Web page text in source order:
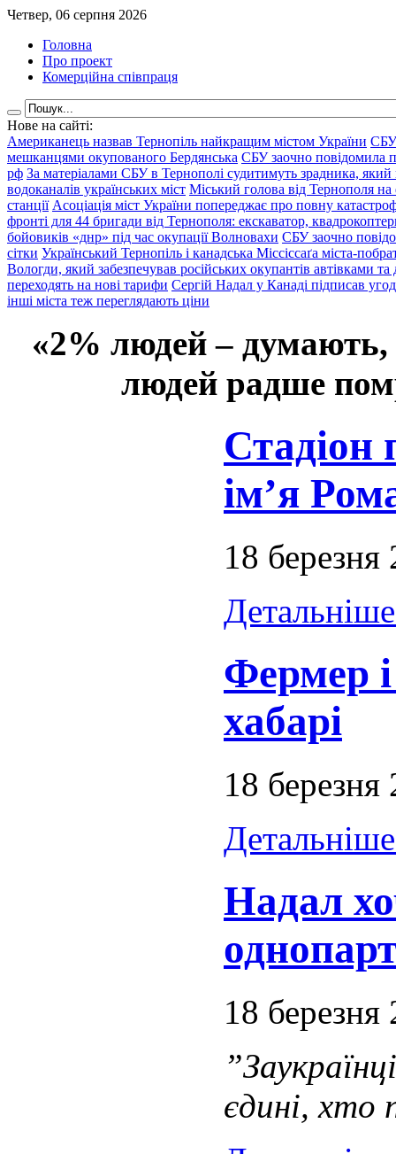
Четвер, 06 серпня 2026
Головна
Про проект
Комерційна співпраця
Нове на сайті:
Американець назвав Тернопіль найкращим містом України СБУ
мешканцями окупованого Бердянська СБУ заочно повідомила
рф За матеріалами СБУ в Тернополі судитимуть зрадника, який
водоканалів українських міст Міський голова від Тернополя
станції Асоціація міст України попереджає про повну
фронті для 44 бригади від Тернополя: екскаватор,
бойовиків «днр» під час окупації Волновахи СБУ заочно
сітки Український Тернопіль і канадська Міссіссаґа міста-
Вологди, який забезпечував російських окупантів автівками
переходять на нові тарифи Сергій Надал у Канаді підписав
інші міста теж переглядають ціни
«2% людей –
людей радше
Стадіон
ім’я
18 березня
Фермер
хабарі
18 березня
Надал
18 березня
єдині, хто